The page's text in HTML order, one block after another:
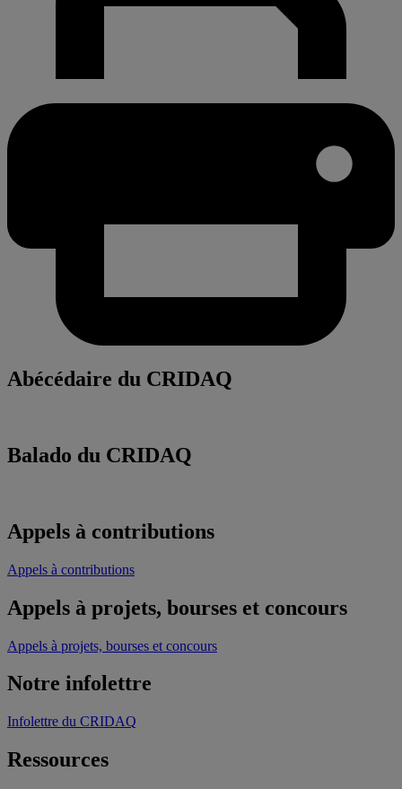
Abécédaire du CRIDAQ
Balado du CRIDAQ
Appels à contributions
Appels à contributions
Appels à projets, bourses et concours
Appels à projets, bourses et concours
Notre infolettre
Infolettre du CRIDAQ
Ressources